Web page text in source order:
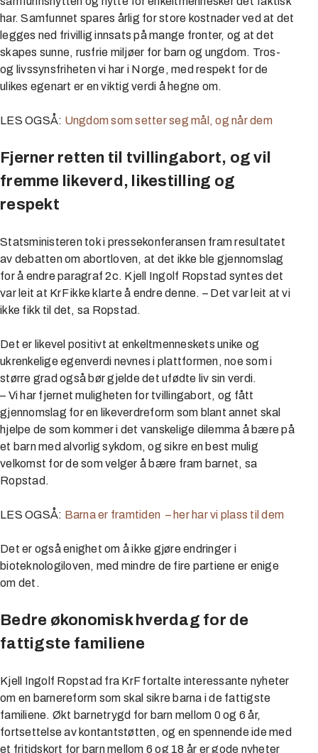
har. Samfunnet spares årlig for store kostnader ved at det
legges ned frivillig innsats på mange fronter, og at det
skapes sunne, rusfrie miljøer for barn og ungdom. Tros-
og livssynsfriheten vi har i Norge, med respekt for de
ulikes egenart er en viktig verdi å hegne om.
LES OGSÅ: Ungdom som setter seg mål, og når dem
Fjerner retten til tvillingabort, og vil
fremme likeverd, likestilling og
respekt
Statsministeren tok i pressekonferansen fram resultatet
av debatten om abortloven, at det ikke ble gjennomslag
for å endre paragraf 2c. Kjell Ingolf Ropstad syntes det
var leit at KrF ikke klarte å endre denne. – Det var leit at vi
ikke fikk til det, sa Ropstad.
Det er likevel positivt at enkeltmenneskets unike og
ukrenkelige egenverdi nevnes i plattformen, noe som i
større grad også bør gjelde det ufødte liv sin verdi.
– Vi har fjernet muligheten for tvillingabort, og fått
gjennomslag for en likeverdreform som blant annet skal
hjelpe de som kommer i det vanskelige dilemma å bære på
et barn med alvorlig sykdom, og sikre en best mulig
velkomst for de som velger å bære fram barnet, sa
Ropstad.
LES OGSÅ: Barna er framtiden – her har vi plass til dem
Det er også enighet om å ikke gjøre endringer i
bioteknologiloven, med mindre de fire partiene er enige
om det.
Bedre økonomisk hverdag for de
fattigste familiene
Kjell Ingolf Ropstad fra KrF fortalte interessante nyheter
om en barnereform som skal sikre barna i de fattigste
familiene. Økt barnetrygd for barn mellom 0 og 6 år,
fortsettelse av kontantstøtten, og en spennende ide med
et fritidskort for barn mellom 6 og 18 år er gode nyheter